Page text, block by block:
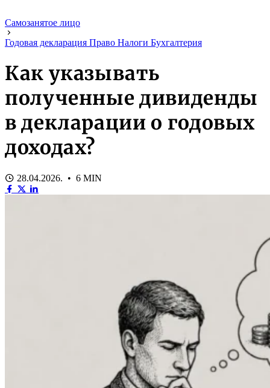
Самозанятое лицо
Годовая декларация Право Налоги Бухгалтерия
Как указывать
полученные дивиденды
в декларации о годовых
доходах?
28.04.2026. • 6 MIN